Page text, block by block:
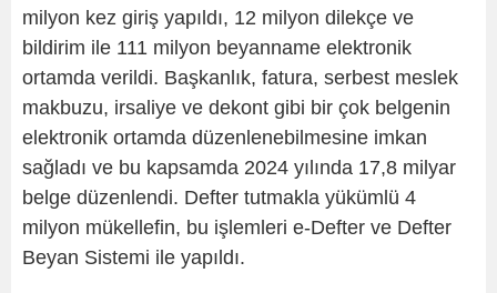
milyon kez giriş yapıldı, 12 milyon dilekçe ve
bildirim ile 111 milyon beyanname elektronik
ortamda verildi. Başkanlık, fatura, serbest meslek
makbuzu, irsaliye ve dekont gibi bir çok belgenin
elektronik ortamda düzenlenebilmesine imkan
sağladı ve bu kapsamda 2024 yılında 17,8 milyar
belge düzenlendi. Defter tutmakla yükümlü 4
milyon mükellefin, bu işlemleri e-Defter ve Defter
Beyan Sistemi ile yapıldı.